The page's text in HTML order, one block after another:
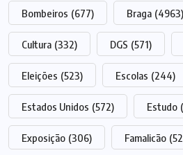
Bombeiros (677) Braga (4963)
Cultura (332) DGS (571)
Eleições (523) Escolas (244)
Estados Unidos (572) Estudo
Exposição (306) Famalicão